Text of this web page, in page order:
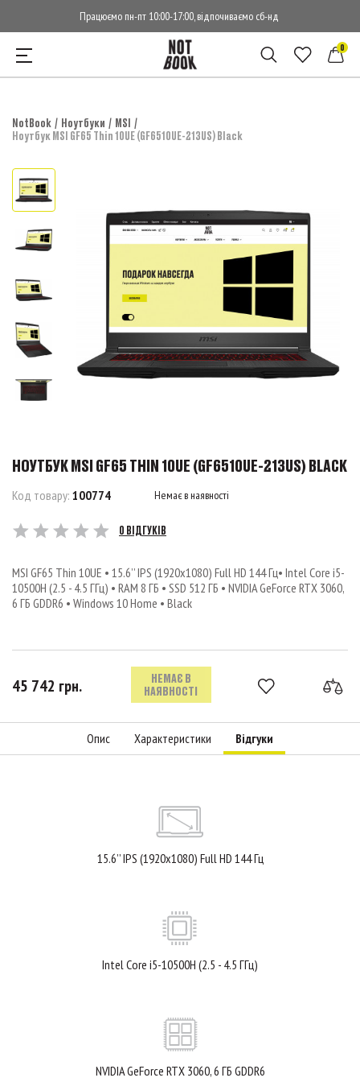
Працюємо пн-пт 10:00-17:00, відпочиваємо сб-нд
0
NotBook Ноутбуки
MSI
Ноутбук MSI GF65 Thin 10UE (GF6510UE-213US) Black
НОУТБУК MSI GF65 THIN 10UE (GF6510UE-213US) BLACK
Код товару: 100774 Немає в наявності
0 ВІДГУКІВ
MSI GF65 Thin 10UE • 15.6’’ IPS (1920x1080) Full HD 144 Гц• Intel Core i5-
10500H (2.5 - 4.5 ГГц) • RAM 8 ГБ • SSD 512 ГБ • NVIDIA GeForce RTX 3060,
6 ГБ GDDR6 • Windows 10 Home • Black
45 742 грн.
НЕМАЄ В
НАЯВНОСТІ
Опис Характеристики Відгуки
15.6’’ IPS (1920x1080) Full HD 144 Гц
Intel Core i5-10500H (2.5 - 4.5 ГГц)
NVIDIA GeForce RTX 3060, 6 ГБ GDDR6